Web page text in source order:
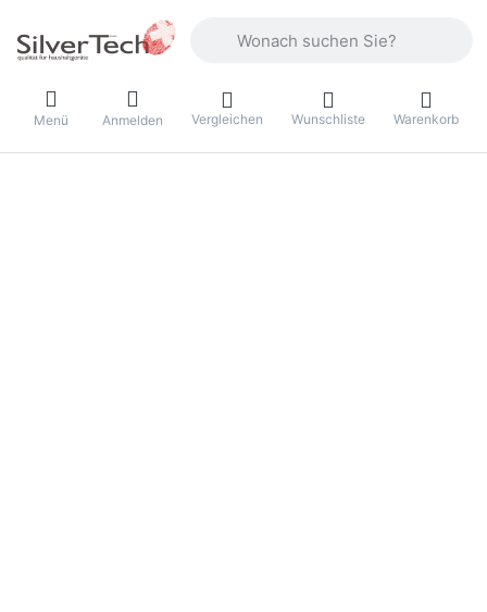
Menü Anmelden Vergleichen Wunschliste Warenkorb